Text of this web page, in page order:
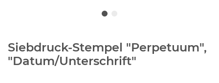
Siebdruck-Stempel "Perpetuum",
"Datum/Unterschrift"